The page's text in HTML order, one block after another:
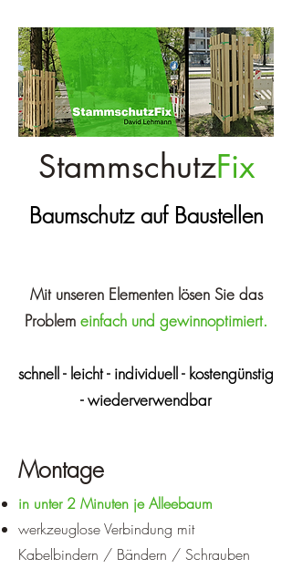
StammschutzFix
Baumschutz auf Baustellen
Mit unseren Elementen lösen Sie das
Problem einfach und gewinnoptimiert.
schnell - leicht - individuell - kostengünstig
- wiederverwendbar
Montage
in unter 2 Minuten je Alleebaum
werkzeuglose Verbindung mit
Kabelbindern / Bändern / Schrauben